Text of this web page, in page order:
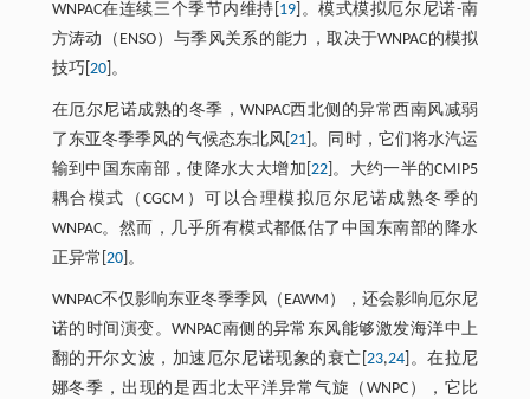
WNPAC在连续三个季节内维持[ 19 ]。模式模拟厄尔尼诺-南
方涛动（ENSO）与季风关系的能力，取决于WNPAC的模拟
技巧[ 20]。
在厄尔尼诺成熟的冬季，WNPAC西北侧的异常西南风减弱
了东亚冬季季风的气候态东北风[21 ]。同时，它们将水汽运
输到中国东南部，使降水大大增加[ 22]。大约一半的CMIP5
耦合模式（CGCM）可以合理模拟厄尔尼诺成熟冬季的
WNPAC。然而，几乎所有模式都低估了中国东南部的降水
正异常[ 20]。
WNPAC不仅影响东亚冬季季风（EAWM），还会影响厄尔尼
诺的时间演变。WNPAC南侧的异常东风能够激发海洋中上
翻的开尔文波，加速厄尔尼诺现象的衰亡[23,24 ]。在拉尼
娜冬季，出现的是西北太平洋异常气旋（WNPC），它比